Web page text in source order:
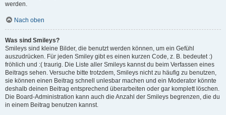
werden.
Nach oben
Was sind Smileys?
Smileys sind kleine Bilder, die benutzt werden können, um ein Gefühl
auszudrücken. Für jeden Smiley gibt es einen kurzen Code, z. B. bedeutet :)
fröhlich und :( traurig. Die Liste aller Smileys kannst du beim Verfassen eines
Beitrags sehen. Versuche bitte trotzdem, Smileys nicht zu häufig zu benutzen,
sie können einen Beitrag schnell unlesbar machen und ein Moderator könnte
deshalb deinen Beitrag entsprechend überarbeiten oder gar komplett löschen.
Die Board-Administration kann auch die Anzahl der Smileys begrenzen, die du
in einem Beitrag benutzen kannst.